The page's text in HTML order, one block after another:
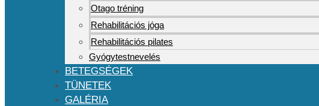
Otago tréning
Rehabilitációs jóga
Rehabilitációs pilates
Gyógytestnevelés
BETEGSÉGEK
TÜNETEK
GALÉRIA